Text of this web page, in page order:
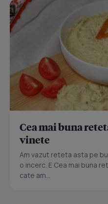
Cea mai buna
vinete
Am vazut reteta asta pe
o incerc. E Cea mai buna
cate am...